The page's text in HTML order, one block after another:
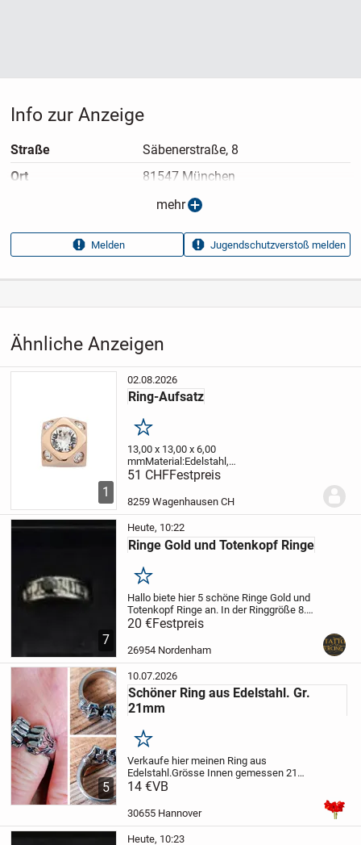
Ähnliche Anzeigen
1
02.08.2026
Ring-Aufsatz
Merken
13,00 x 13,00 x 6,00
mmMaterial:Edelstahl,
KristallSteinfarbe:crystal
Oberflächenbeschaffenheit:poliert
in KombinationDiesen Ringaufsatz...
51 CHFFestpreis
8259 Wagenhausen CH
7
Heute, 10:22
Ringe Gold und Totenkopf Ringe
Merken
Hallo biete hier 5 schöne Ringe Gold und
Totenkopf Ringe an. In der Ringgröße 8.
Alle zusammen. Sie sind neu nie
Versand möglich mit
versicherten Versand und
SendungsnummerBezahlung per...
20 €Festpreis
26954 Nordenham
5
10.07.2026
Schöner Ring aus Edelstahl. Gr.
21mm
Merken
Verkaufe hier meinen Ring aus
Edelstahl.Grösse Innen gemessen 21
mmHabe Ihn selten getragen, daher sehr
Vorkasse und Versandkosten. 3EUR
unversicherter Versand auf...
14 €VB
30655 Hannover
Heute, 10:23
Info zur Anzeige
Straße
Säbenerstraße, 8
Ort
81547 München
Privatangebot
Anzeigen­datum
08.07.2026
Anzeigen­kennung
5a5e83ad
Aufrufe dieser
30
Accessoires
mehr
Melden Jugendschutzverstoß melden